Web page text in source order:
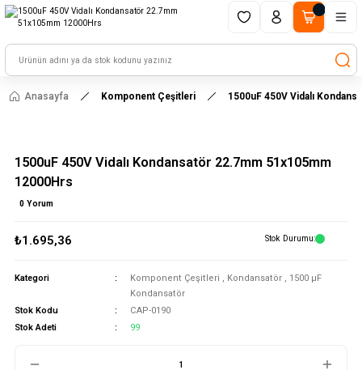
1500 TL ve üzeri alışverişlerinizde kargo ücretsiz!
HAYAL ET - TASARLA - ÇALIŞTIR
Anasayfa Komponent Çeşitleri 1500uF 450V Vidalı
1500uF 450V Vidalı Kondansatör 22.7mm 51x105mm
12000Hrs
0 Yorum
₺1.695,36 Stok Durumu
Kategori Komponent Çeşitleri , Kondansatör , 1500 μF
Kondansatör
Stok Kodu
CAP-0190
Stok Adeti
99